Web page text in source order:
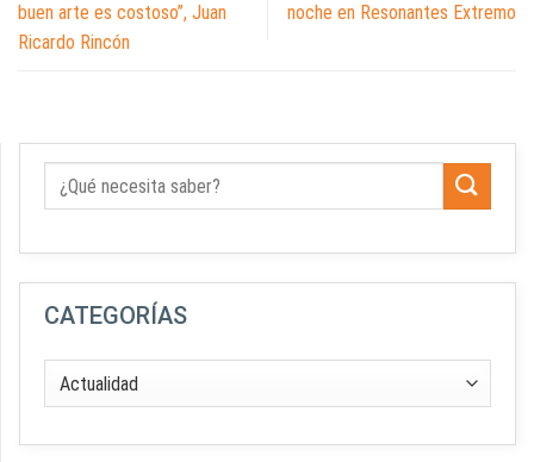
buen arte es costoso”, Juan
Ricardo Rincón
noche en Resonantes Extremo
CATEGORÍAS